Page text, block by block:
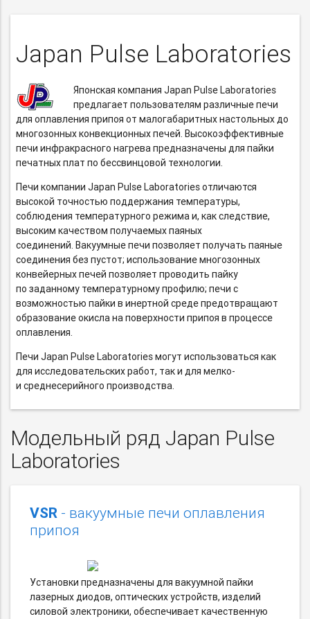
Japan Pulse Laboratories
Японская компания Japan Pulse Laboratories
предлагает пользователям различные печи
для оплавления припоя от малогабаритных настольных до
многозонных конвекционных печей. Высокоэффективные
печи инфракрасного нагрева предназначены для пайки
печатных плат по бессвинцовой технологии.
Печи компании Japan Pulse Laboratories отличаются
высокой точностью поддержания температуры,
соблюдения температурного режима и, как следствие,
высоким качеством получаемых паяных
соединений. Вакуумные печи позволяет получать паяные
соединения без пустот; использование многозонных
конвейерных печей позволяет проводить пайку
по заданному температурному профилю; печи с
возможностью пайки в инертной среде предотвращают
образование окисла на поверхности припоя в процессе
оплавления.
Печи Japan Pulse Laboratories могут использоваться как
для исследовательских работ, так и для мелко-
и среднесерийного производства.
Модельный ряд Japan Pulse
Laboratories
VSR - вакуумные печи оплавления
припоя
Установки предназначены для вакуумной пайки
лазерных диодов, оптических устройств, изделий
силовой электроники, обеспечивает качественную